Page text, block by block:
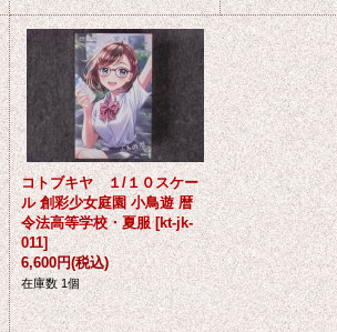
コトブキヤ １/１０スケー
ル 創彩少女庭園 小鳥遊 暦
令法高等学校・夏服 [kt-jk-
011]
6,600円(税込)
在庫数 1個